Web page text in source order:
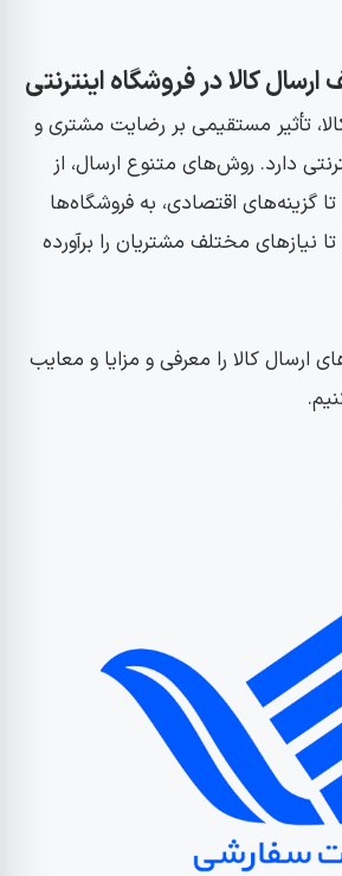
کالا در فروشگاه اینترنتی
تأثیر مستقیمی بر رضایت مشتری و
دارد. روش‌های متنوع ارسال، از
گزینه‌های اقتصادی، به فروشگاه‌ها
نیازهای مختلف مشتریان را برآورده
ارسال کالا را معرفی و مزایا و معایب